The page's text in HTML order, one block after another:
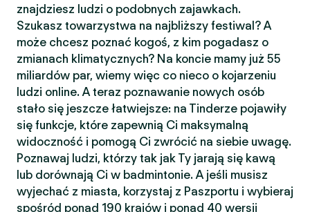
znajdziesz ludzi o podobnych zajawkach.
Szukasz towarzystwa na najbliższy festiwal? A
może chcesz poznać kogoś, z kim pogadasz o
zmianach klimatycznych? Na koncie mamy już 55
miliardów par, wiemy więc co nieco o kojarzeniu
ludzi online. A teraz poznawanie nowych osób
stało się jeszcze łatwiejsze: na Tinderze pojawiły
się funkcje, które zapewnią Ci maksymalną
widoczność i pomogą Ci zwrócić na siebie uwagę.
Poznawaj ludzi, którzy tak jak Ty jarają się kawą
lub dorównają Ci w badmintonie. A jeśli musisz
wyjechać z miasta, korzystaj z Paszportu i wybieraj
spośród ponad 190 krajów i ponad 40 wersji